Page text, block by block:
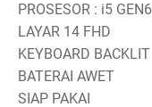
PROSESOR : i5 GEN6
LAYAR 14 FHD
KEYBOARD BACKLIT
BATERAI AWET
SIAP PAKAI